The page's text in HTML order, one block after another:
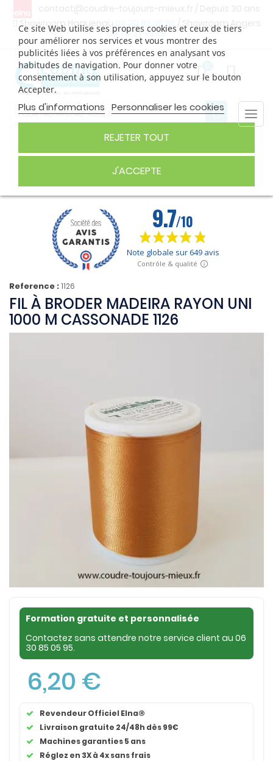
contact@coudre-toujours-mieux.fr / Depuis 30 ans
Showroom Haguenau
06 30 85 05 95
/ Showroom Angers
06 74 27 75 29
Ce site Web utilise ses propres cookies et ceux de tiers
pour améliorer nos services et vous montrer des
publicités liées à vos préférences en analysant vos
habitudes de navigation. Pour donner votre
consentement à son utilisation, appuyez sur le bouton
Accepter.
Plus d'informations Personnaliser les cookies
REJETER TOUT
J'ACCEPTE
FIL À BRODER
Reference :1126
FIL À BRODER MADEIRA RAYON UNI
1000 M CASSONADE 1126
Formation gratuite et personnalisée
Contactez sans attendre notre service client au 06
30 85 05 95.
6,20 €
Revendeur Officiel Elna®
Livraison gratuite 24/48h dès 99€
Machines garanties 5 ans
Réglez en 3X à 4x sans frais